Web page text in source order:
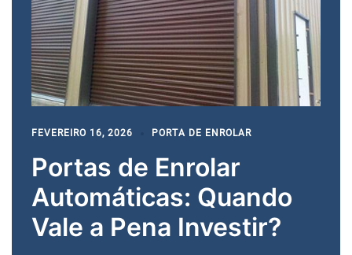
FEVEREIRO 16, 2026 PORTA DE ENROLAR
Portas de Enrolar
Automáticas: Quando
Vale a Pena Investir?